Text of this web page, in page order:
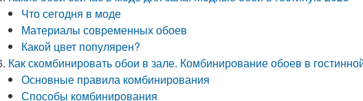
Что сегодня в моде
Материалы современных обоев
Какой цвет популярен?
Как скомбинировать обои в зале. Комбинирование обоев в
Основные правила комбинирования
Способы комбинирования